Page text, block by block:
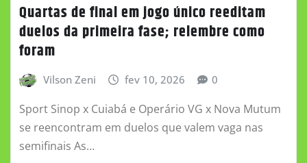
Quartas de final em jogo único reeditam
duelos da primeira fase; relembre como
foram
Vilson Zeni fev 10, 2026 0
Sport Sinop x Cuiabá e Operário VG x Nova Mutum
se reencontram em duelos que valem vaga nas
semifinais As…